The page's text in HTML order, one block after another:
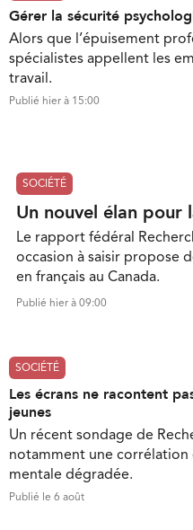
Gérer la sécurité
Alors que l’épuisement
spécialistes appellent les
travail.
Publié hier à 15:00
SOCIÉTÉ
Un nouvel élan pour
Le rapport fédéral
occasion à saisir propose
en français au Canada.
Publié hier à 09:00
SOCIÉTÉ
Les écrans ne racontent
jeunes
Un récent sondage de
notamment une corrélation
mentale dégradée.
Publié le 6 août